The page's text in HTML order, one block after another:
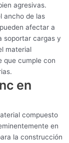
agresivas.
ancho de las
afectar a
soportar cargas y
material
que cumple con
en
compuesto
en
la construcción